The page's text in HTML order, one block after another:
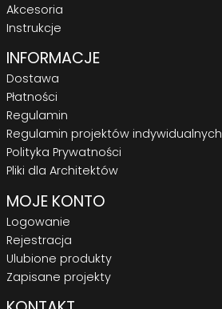
Akcesoria
Instrukcje
INFORMACJE
Dostawa
Płatności
Regulamin
Regulamin projektów indywidualnych
Polityka Prywatności
Pliki dla Architektów
MOJE KONTO
Logowanie
Rejestracja
Ulubione produkty
Zapisane projekty